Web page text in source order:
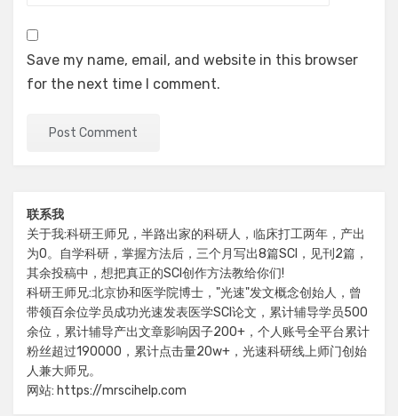
Save my name, email, and website in this browser
for the next time I comment.
联系我
关于我:科研王师兄，半路出家的科研人，临床打工两年，产出
为0。自学科研，掌握方法后，三个月写出8篇SCI，见刊2篇，
其余投稿中，想把真正的SCI创作方法教给你们!
科研王师兄:北京协和医学院博士，"光速"发文概念创始人，曾
带领百余位学员成功光速发表医学SCI论文，累计辅导学员500
余位，累计辅导产出文章影响因子200+，个人账号全平台累计
粉丝超过190000，累计点击量20w+，光速科研线上师门创始
人兼大师兄。
网站: https://mrscihelp.com